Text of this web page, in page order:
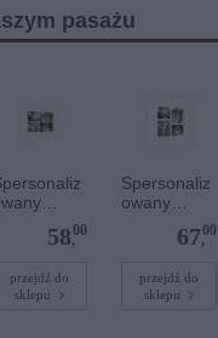
pasażu
plakat - 30 x
58,
00
przejdź do
sklepu
Spersonaliz
owany
plakat - 40 x
67,
00
przejdź do
sklepu